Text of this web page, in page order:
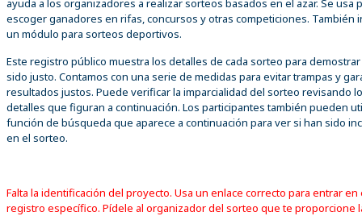
ayuda a los organizadores a realizar sorteos basados en el azar. Se usa
escoger ganadores en rifas, concursos y otras competiciones. También
un módulo para sorteos deportivos.
Este registro público muestra los detalles de cada sorteo para
sido justo. Contamos con una serie de medidas para evitar trampas y
resultados justos. Puede verificar la imparcialidad del sorteo revisando
detalles que figuran a continuación. Los participantes también pueden
función de búsqueda que aparece a continuación para ver si han sido
en el sorteo.
Falta la identificación del proyecto. Usa un enlace correcto para entrar en
registro específico. Pídele al organizador del sorteo que te proporcione